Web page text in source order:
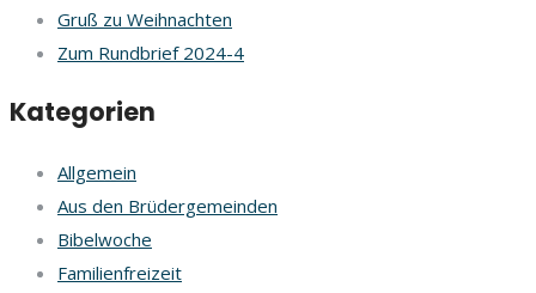
Gruß zu Weihnachten
Zum Rundbrief 2024-4
Kategorien
Allgemein
Aus den Brüdergemeinden
Bibelwoche
Familienfreizeit